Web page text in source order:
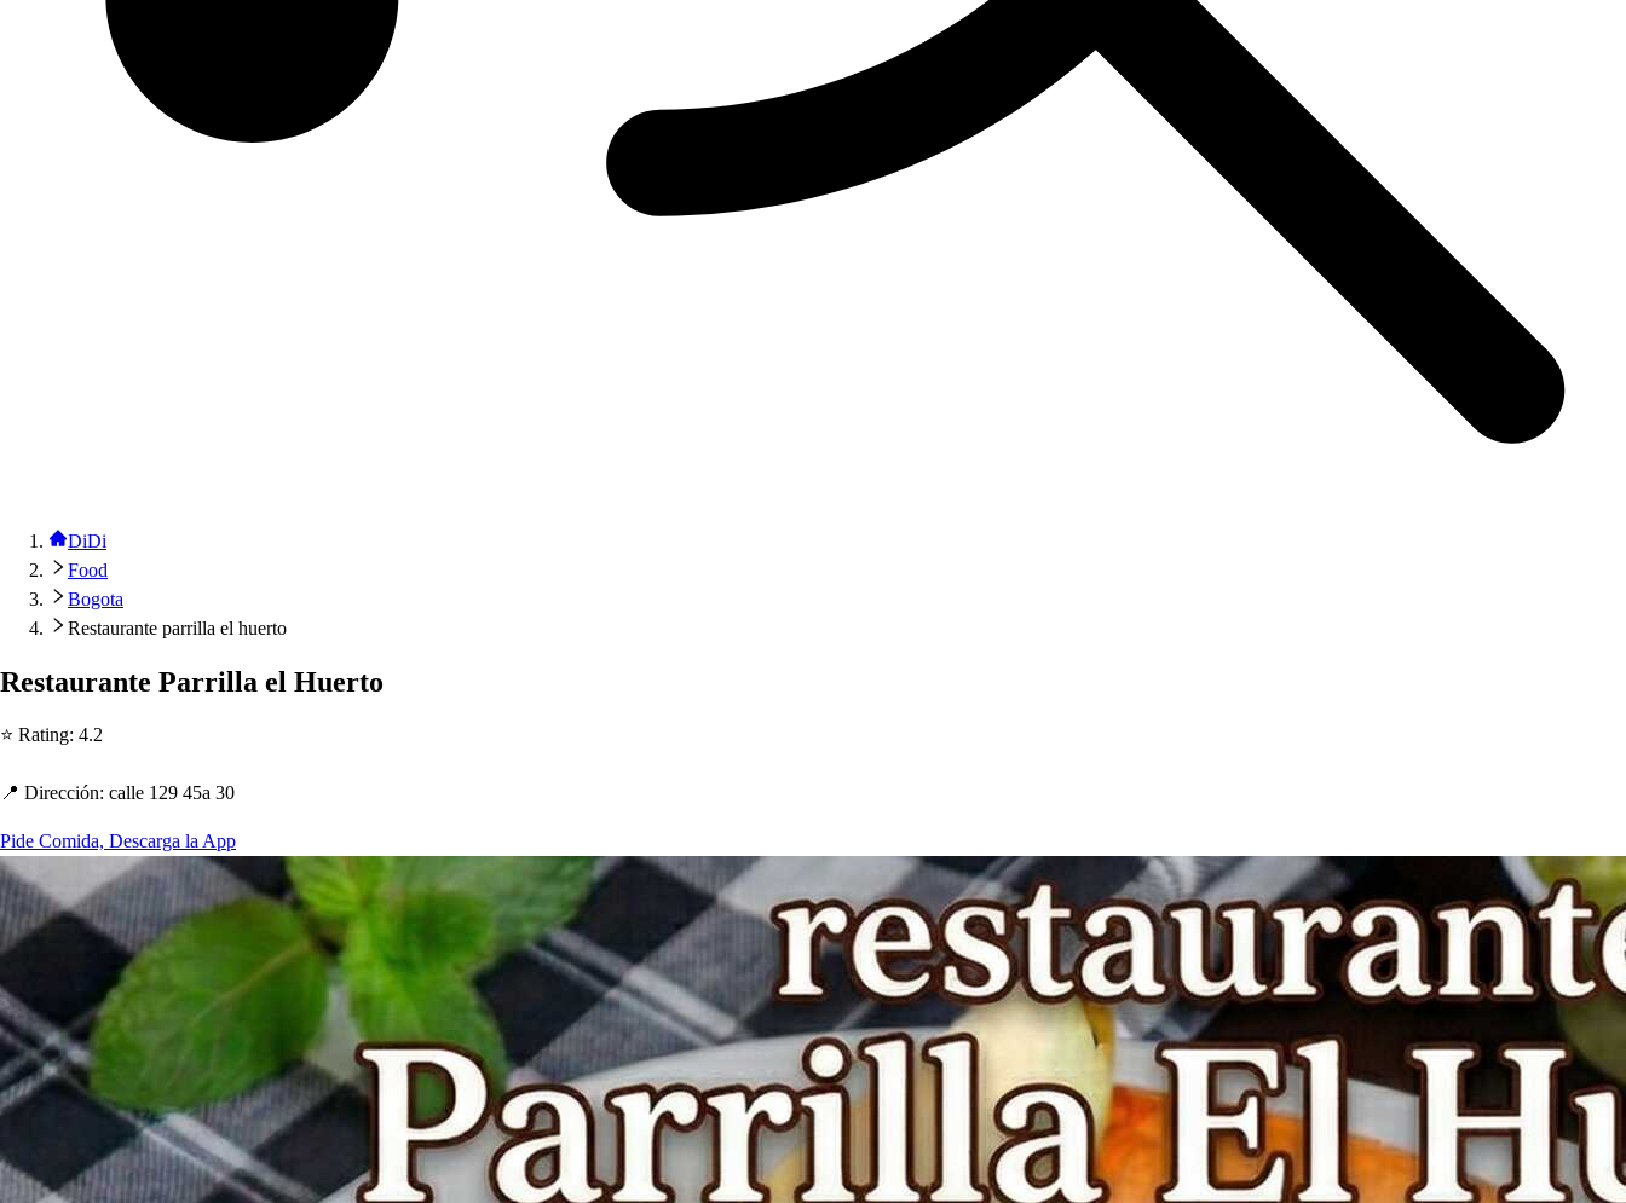
DiDi
Food
Bogota
Restaurante parrilla el huerto
Restaurante Parrilla el Huerto
⭐ Rating: 4.2
📍 Dirección: calle 129 45a 30
Pide Comida, Descarga la App